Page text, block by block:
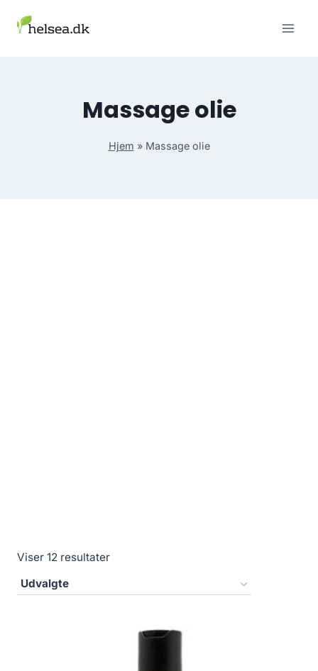
Massage olie
Hjem » Massage olie
Viser 12 resultater